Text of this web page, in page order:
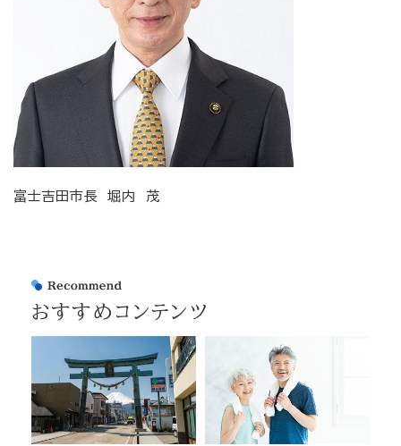
富士吉田市長 堀内 茂
おすすめコンテンツ